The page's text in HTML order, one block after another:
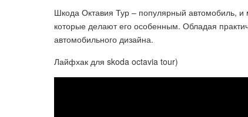
Шкода Октавия Тур – популярный автомобиль, и
которые делают его особенным. Обладая
автомобильного дизайна.
Лайфхак для skoda octavia tour)